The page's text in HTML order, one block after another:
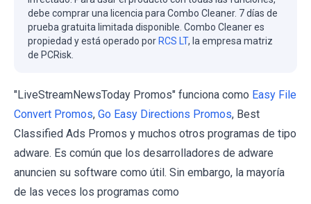
debe comprar una licencia para Combo Cleaner. 7 días de
prueba gratuita limitada disponible. Combo Cleaner es
propiedad y está operado por RCS LT, la empresa matriz
de PCRisk.
"LiveStreamNewsToday Promos" funciona como Easy File
Convert Promos, Go Easy Directions Promos, Best
Classified Ads Promos y muchos otros programas de tipo
adware. Es común que los desarrolladores de adware
anuncien su software como útil. Sin embargo, la mayoría
de las veces los programas como